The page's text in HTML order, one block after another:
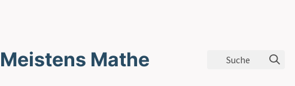
Meistens Mathe Suche